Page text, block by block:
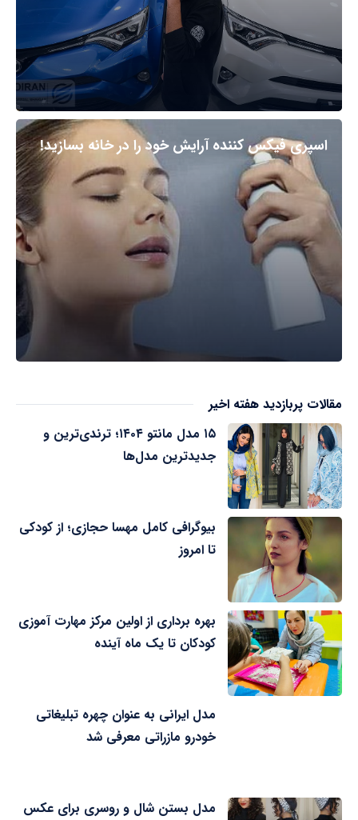
اسپری فیکس کننده آرایش خود را در خانه بسازید!
مقالات پربازدید هفته اخیر
۱۵ مدل مانتو ۱۴۰۴؛ ترندی‌ترین و
جدیدترین مدل‌ها
بیوگرافی کامل مهسا حجازی؛ از کودکی
تا امروز
بهره برداری از اولین مرکز مهارت آموزی
کودکان تا یک ماه آینده
مدل ایرانی به عنوان چهره تبلیغاتی
خودرو مازراتی معرفی شد
مدل بستن شال و روسری برای عکس